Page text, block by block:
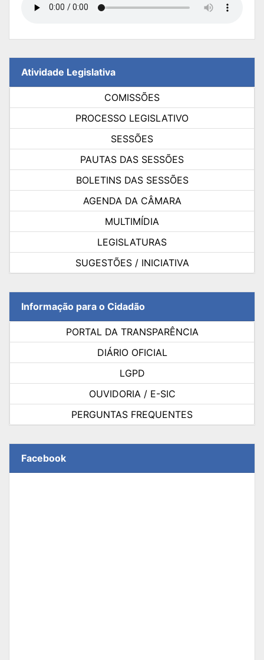
Atividade Legislativa
COMISSÕES
PROCESSO LEGISLATIVO
SESSÕES
PAUTAS DAS SESSÕES
BOLETINS DAS SESSÕES
AGENDA DA CÂMARA
MULTIMÍDIA
LEGISLATURAS
SUGESTÕES / INICIATIVA
Informação para o Cidadão
PORTAL DA TRANSPARÊNCIA
DIÁRIO OFICIAL
LGPD
OUVIDORIA / E-SIC
PERGUNTAS FREQUENTES
Facebook